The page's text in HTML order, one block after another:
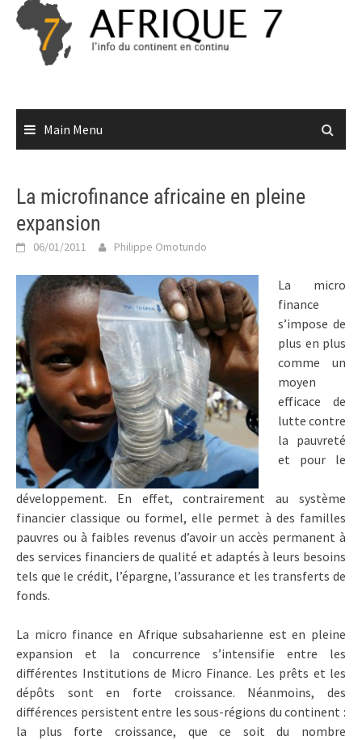
Skip
content
Main Menu
La microfinance africaine en pleine
expansion
06/01/2011 Philippe Omotundo
La micro
finance
s’impose de
plus en plus
comme un
moyen
efficace de
lutte contre
la pauvreté
et pour le
développement. En effet, contrairement au système
financier classique ou formel, elle permet à des familles
pauvres ou à faibles revenus d’avoir un accès permanent à
des services financiers de qualité et adaptés à leurs besoins
tels que le crédit, l’épargne, l’assurance et les transferts de
fonds.
La micro finance en Afrique subsaharienne est en pleine
expansion et la concurrence s’intensifie entre les
différentes Institutions de Micro Finance. Les prêts et les
dépôts sont en forte croissance. Néanmoins, des
différences persistent entre les sous-régions du continent :
la plus forte croissance, que ce soit du nombre